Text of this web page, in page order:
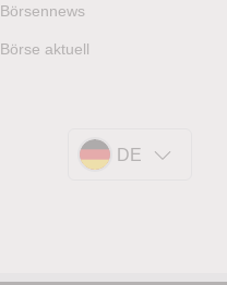
Börsennews
Börse aktuell
DE